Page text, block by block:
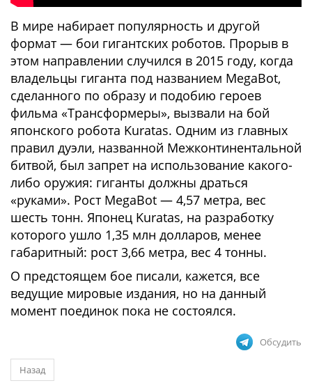
В мире набирает популярность и другой
формат — бои гигантских роботов. Прорыв в
этом направлении случился в 2015 году, когда
владельцы гиганта под названием MegaBot,
сделанного по образу и подобию героев
фильма «Трансформеры», вызвали на бой
японского робота Kuratas. Одним из главных
правил дуэли, названной Межконтинентальной
битвой, был запрет на использование какого-
либо оружия: гиганты должны драться
«руками». Рост MegaBot — 4,57 метра, вес
шесть тонн. Японец Kuratas, на разработку
которого ушло 1,35 млн долларов, менее
габаритный: рост 3,66 метра, вес 4 тонны.
О предстоящем бое писали, кажется, все
ведущие мировые издания, но на данный
момент поединок пока не состоялся.
Обсудить
Назад